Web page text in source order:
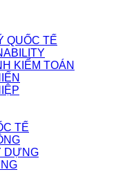
QUỐC TẾ
KIỂM TOÁN
TẾ
DỰNG